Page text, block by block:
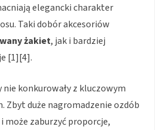
elegancki charakter
Taki dobór akcesoriów
żakiet, jak i bardziej
[1][4].
konkurowały z kluczowym
duże nagromadzenie ozdób
może zaburzyć proporcje,